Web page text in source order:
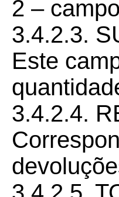
2 –
3.4.2.3.
Este
3.4.2.4.